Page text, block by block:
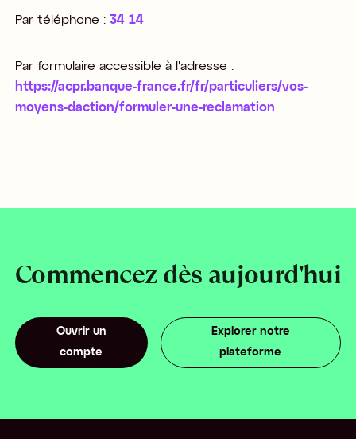
Par téléphone : 34 14 ​
Par formulaire accessible à l'adresse :
https://acpr.banque-france.fr/fr/particuliers/vos-
moyens-daction/formuler-une-reclamation
Commencez dès aujourd'hui
Ouvrir un
compte
Explorer notre
plateforme